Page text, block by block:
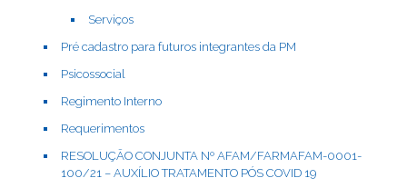
Serviços
Pré cadastro para futuros integrantes da PM
Psicossocial
Regimento Interno
Requerimentos
RESOLUÇÃO CONJUNTA Nº AFAM/FARMAFAM-0001-
100/21 – AUXÍLIO TRATAMENTO PÓS COVID 19